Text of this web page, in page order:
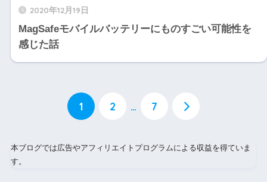
2020年12月19日
MagSafeモバイルバッテリーにものすごい可能性を
感じた話
1 2 … 7
本ブログでは広告やアフィリエイトプログラムによる収益を得ていま
す。